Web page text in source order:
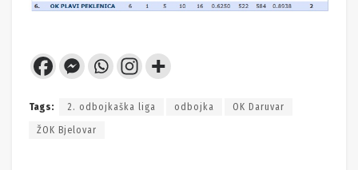
Tags: 2. odbojkaška liga odbojka OK Daruvar
ŽOK Bjelovar